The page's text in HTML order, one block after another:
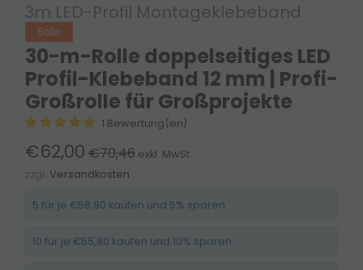
3m LED-Profil Montageklebeband
Sale
30-m-Rolle doppelseitiges LED
Profil-Klebeband 12 mm | Profi-
Großrolle für Großprojekte
1 Bewertung(en)
€62,00 €70,46 exkl. MwSt.
zzgl. Versandkosten
5 für je €58,90 kaufen und 5% sparen
10 für je €55,80 kaufen und 10% sparen